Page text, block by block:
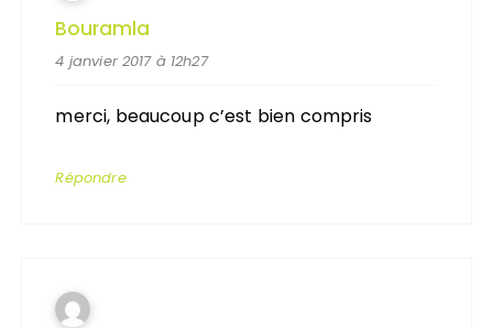
Bouramla
4 janvier 2017 à 12h27
merci, beaucoup c’est bien compris
Répondre